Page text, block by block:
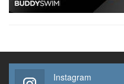
Instagram